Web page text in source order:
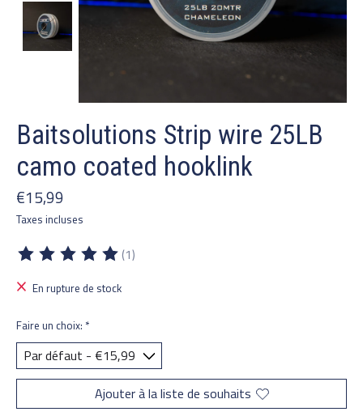
Baitsolutions Strip wire 25LB
camo coated hooklink
€15,99
Taxes incluses
Ce produit est évalué à
(1)
En rupture de stock
Faire un choix: *
Ajouter à la liste de souhaits